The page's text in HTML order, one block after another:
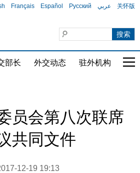
Français Español Русский عربي 关怀版
部长 外交动态 驻外机构 国
员会第八次联席
共同文件
12-19 19:13